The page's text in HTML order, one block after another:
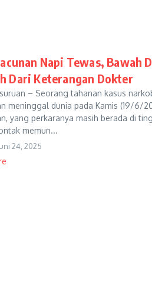
Napi Tewas, Bawah
Dari Keterangan Dokter
– Seorang tahanan kasus
meninggal dunia pada Kamis (19/6/
yang perkaranya masih berada di
memun...
24, 2025